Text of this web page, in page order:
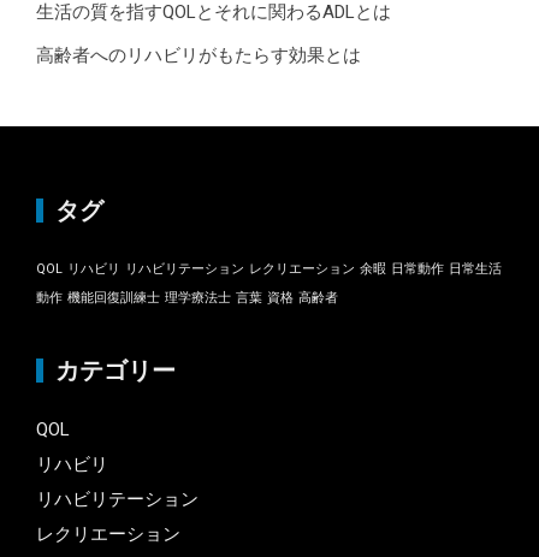
生活の質を指すQOLとそれに関わるADLとは
高齢者へのリハビリがもたらす効果とは
タグ
QOL リハビリ リハビリテーション レクリエーション 余暇 日常動作 日常生活
動作 機能回復訓練士 理学療法士 言葉 資格 高齢者
カテゴリー
QOL
リハビリ
リハビリテーション
レクリエーション